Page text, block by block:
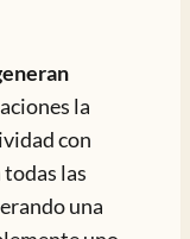
la
con
las
una